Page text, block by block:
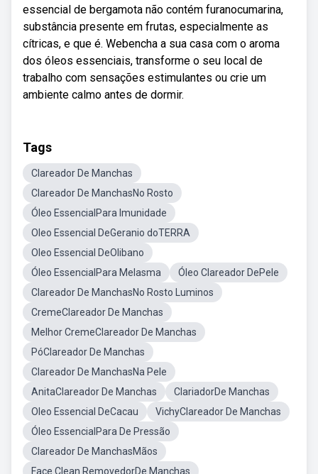
essencial de bergamota não contém furanocumarina,
substância presente em frutas, especialmente as
cítricas, e que é. Webencha a sua casa com o aroma
dos óleos essenciais, transforme o seu local de
trabalho com sensações estimulantes ou crie um
ambiente calmo antes de dormir.
Tags
Clareador De Manchas
Clareador De ManchasNo Rosto
Óleo EssencialPara Imunidade
Oleo Essencial DeGeranio doTERRA
Oleo Essencial DeOlibano
Óleo EssencialPara Melasma
Óleo Clareador DePele
Clareador De ManchasNo Rosto Luminos
CremeClareador De Manchas
Melhor CremeClareador De Manchas
PóClareador De Manchas
Clareador De ManchasNa Pele
AnitaClareador De Manchas
ClariadorDe Manchas
Oleo Essencial DeCacau
VichyClareador De Manchas
Óleo EssencialPara De Pressão
Clareador De ManchasMãos
Face Clean RemovedorDe Manchas